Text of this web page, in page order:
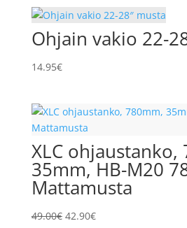
Ohjain vakio 22-
14.95€
XLC ohjaustanko,
35mm, HB-M20
Mattamusta
49.00€ Alkuperäinen
42.90€Nykyinen